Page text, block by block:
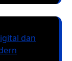
dan